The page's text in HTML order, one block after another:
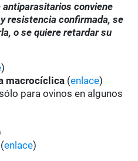
conviene
resistencia confirmada, se
o se quiere retardar su
)
macrocíclica (enlace)
para ovinos en algunos
(enlace)